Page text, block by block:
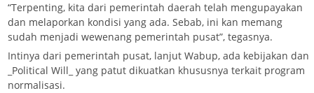
“Terpenting, kita dari pemerintah daerah telah mengupayakan
dan melaporkan kondisi yang ada. Sebab, ini kan memang
sudah menjadi wewenang pemerintah pusat”, tegasnya.
Intinya dari pemerintah pusat, lanjut Wabup, ada kebijakan dan
_Political Will_ yang patut dikuatkan khususnya terkait program
normalisasi.